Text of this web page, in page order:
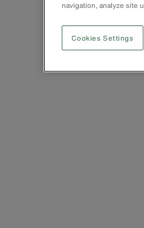
navigation, analyze site
Cookies Settings